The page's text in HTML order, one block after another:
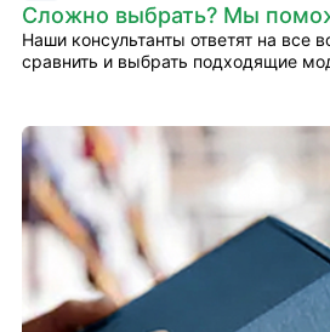
Сложно выбрать? Мы
Наши консультанты ответят на все
сравнить и выбрать подходящие